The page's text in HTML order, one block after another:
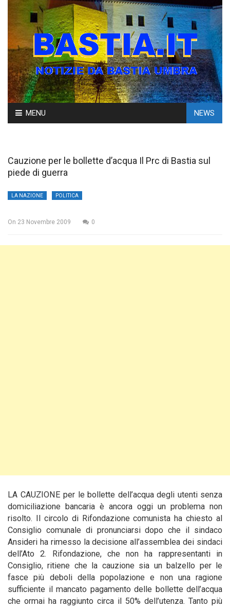
Skip
to
MENU NEWS
Cauzione per le bollette d’acqua Il Prc di Bastia sul
piede di guerra
LA NAZIONE POLITICA
On 23 Novembre 2009 0
LA CAUZIONE per le bollette dell’acqua degli utenti senza
domiciliazione bancaria è ancora oggi un problema non
risolto. Il circolo di Rifondazione comunista ha chiesto al
Consiglio comunale di pronunciarsi dopo che il sindaco
Ansideri ha rimesso la decisione all’assemblea dei sindaci
dell’Ato 2. Rifondazione, che non ha rappresentanti in
Consiglio, ritiene che la cauzione sia un balzello per le
fasce più deboli della popolazione e non una ragione
sufficiente il mancato pagamento delle bollette dell’acqua
che ormai ha raggiunto circa il 50% dell’utenza. Tanto più